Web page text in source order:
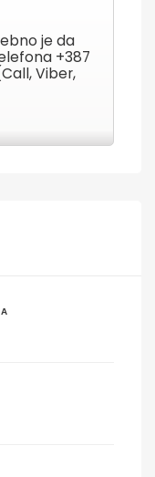
je da
+387
Viber,